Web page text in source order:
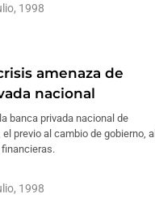
1998
amenaza de
nacional
banca privada nacional de
previo al cambio de gobierno, al
1998